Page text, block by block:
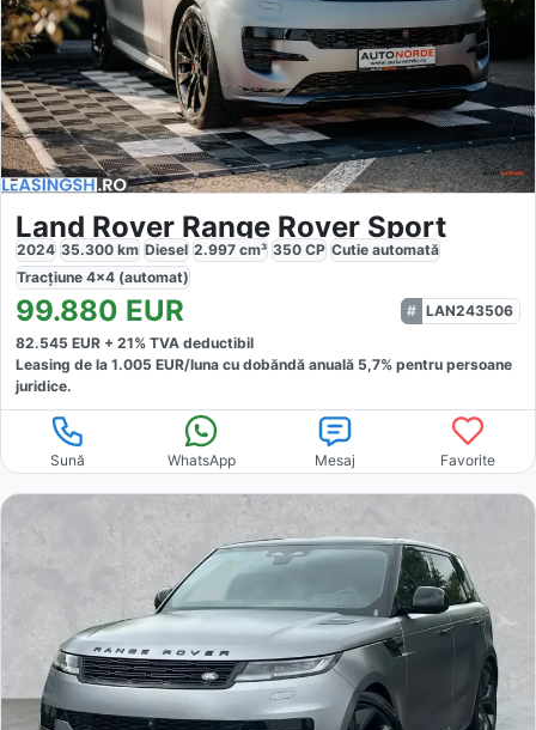
Land Rover Range Rover Sport
2024 35.300 km Diesel 2.997 cm³ 350 CP Cutie automată
Tracțiune 4x4 (automat)
99.880 EUR
LAN243506
82.545 EUR + 21% TVA deductibil
Leasing de la 1.005 EUR/luna cu dobăndă anuală 5,7% pentru persoane
juridice.
Sună WhatsApp Mesaj Favorite